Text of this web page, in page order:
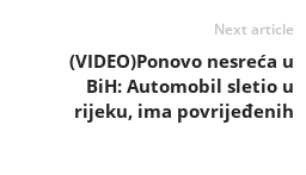
Next article
(VIDEO)Ponovo nesreća u
BiH: Automobil sletio u
rijeku, ima povrijeđenih